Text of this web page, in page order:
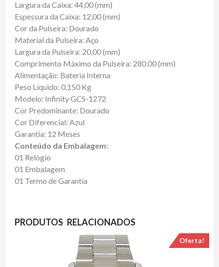
Largura da Caixa: 44,00 (mm)
Espessura da Caixa: 12,00 (mm)
Cor da Pulseira: Dourado
Material da Pulseira: Aço
Largura da Pulseira: 20,00 (mm)
Comprimento Máximo da Pulseira: 280,00 (mm)
Alimentação: Bateria Interna
Peso Líquido: 0,150 Kg
Modelo: Infinity GCS-1272
Cor Predominante: Dourado
Cor Diferencial: Azul
Garantia: 12 Meses
Conteúdo da Embalagem:
01 Relógio
01 Embalagem
01 Termo de Garantia
PRODUTOS RELACIONADOS
Oferta!